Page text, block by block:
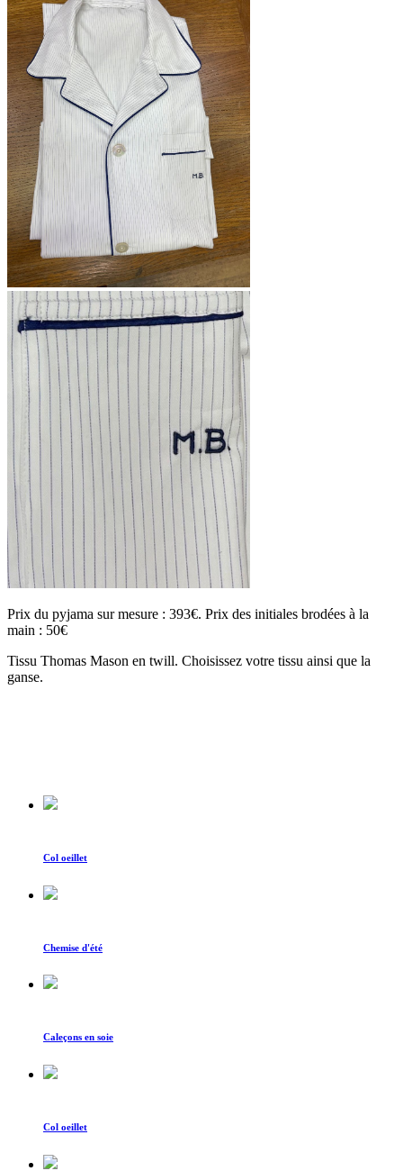
Prix du pyjama sur mesure : 393€. Prix des initiales brodées à la
main : 50€
Tissu Thomas Mason en twill. Choisissez votre tissu ainsi que la
ganse.
Col oeillet
Chemise d'été
Caleçons en soie
Col oeillet